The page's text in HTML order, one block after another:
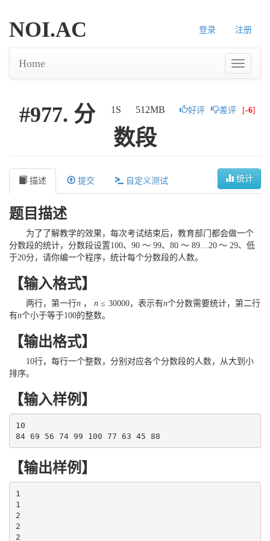
登录 注册
NOI.AC
Home
1S 512MB 好评 差评 [-6]
#977. 分
数段
统计
描述 提交 自定义测试
题目描述
为了了解教学的效果，每次考试结束后，教育部门都会做一个
分数段的统计，分数段设置100、 90 ～ 99、 80 ～ 89…20 ～ 29、低
于20分，请你编一个程序，统计每个分数段的人数。
【输入格式】
两行，第一行n ， n ≤ 30000，表示有n个分数需要统计，第二行
有n个小于等于100的整数。
【输出格式】
10行，每行一个整数，分别对应各个分数段的人数，从大到小
排序。
【输入样例】
10
84 69 56 74 99 100 77 63 45 88
【输出样例】
1
1
2
2
2